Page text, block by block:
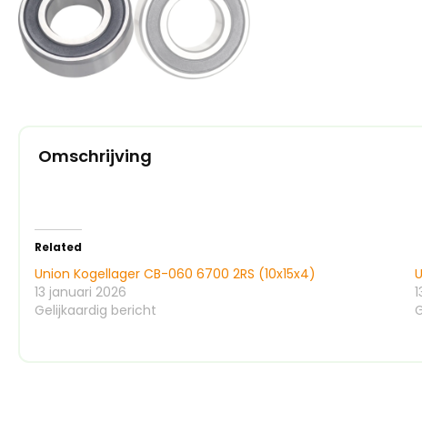
Omschrijving
Related
Union Kogellager CB-060 6700 2RS (10x15x4)
13 januari 2026
Gelijkaardig bericht